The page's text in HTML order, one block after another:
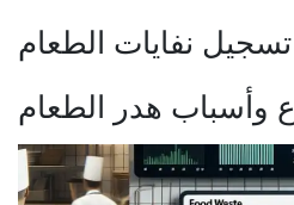
نفايات الطعام
وأسباب هدر الطعام